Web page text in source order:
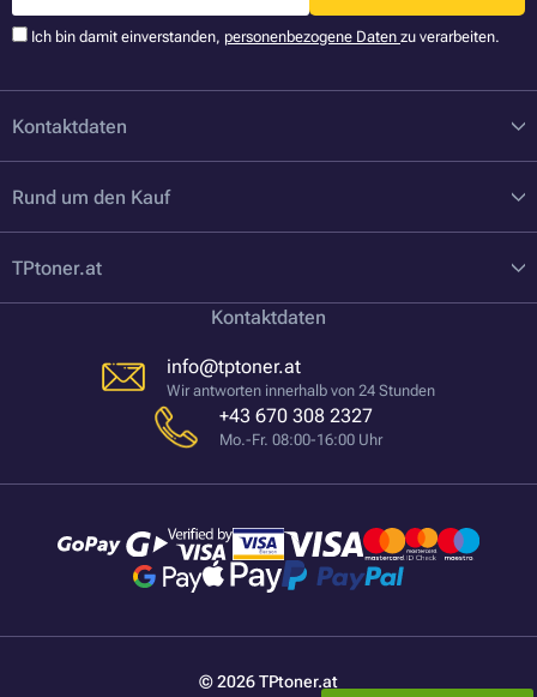
Ich bin damit einverstanden, personenbezogene Daten zu verarbeiten.
Kontaktdaten
Rund um den Kauf
TPtoner.at
Kontaktdaten
info@tptoner.at
Wir antworten innerhalb von 24 Stunden
+43 670 308 2327
Mo.-Fr. 08:00-16:00 Uhr
© 2026 TPtoner.at